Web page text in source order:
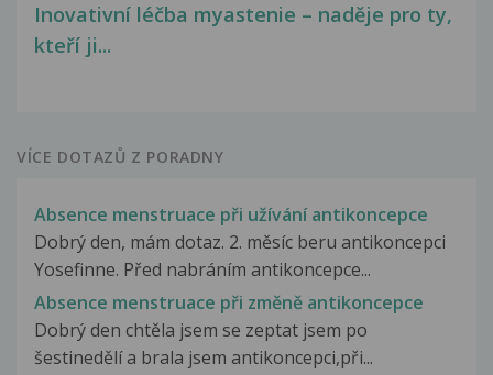
Inovativní léčba myastenie – naděje pro ty,
kteří ji...
VÍCE DOTAZŮ Z PORADNY
Absence menstruace při užívání antikoncepce
Dobrý den, mám dotaz. 2. měsíc beru antikoncepci
Yosefinne. Před nabráním antikoncepce...
Absence menstruace při změně antikoncepce
Dobrý den chtěla jsem se zeptat jsem po
šestinedělí a brala jsem antikoncepci,při...